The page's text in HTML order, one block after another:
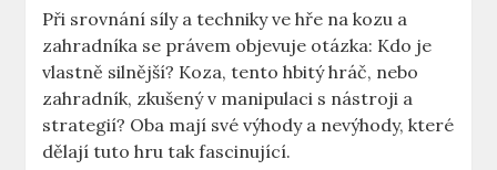
Při srovnání síly a techniky ve hře na kozu a
zahradníka se právem objevuje otázka: Kdo je
vlastně silnější? Koza, tento hbitý hráč, nebo
zahradník, zkušený v manipulaci s nástroji a
strategií? Oba mají své výhody a nevýhody, které
dělají tuto hru tak fascinující.